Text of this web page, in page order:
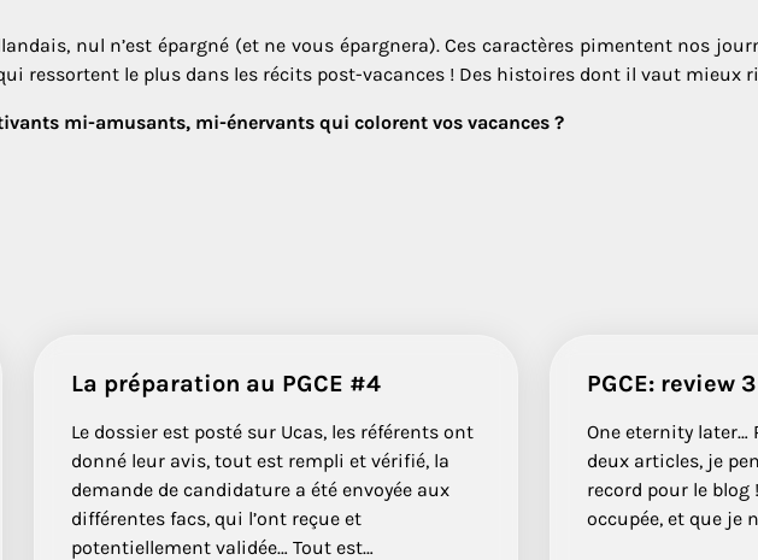
nul n’est épargné (et ne vous épargnera). Ces caractères pimentent nos
ressortent le plus dans les récits post-vacances ! Des histoires dont il vaut mieux
mi-amusants, mi-énervants qui colorent vos vacances ?
La préparation au PGCE #4
Le dossier est posté sur Ucas, les référents ont
donné leur avis, tout est rempli et vérifié, la
demande de candidature a été envoyée aux
différentes facs, qui l’ont reçue et
potentiellement validée… Tout est…
PGCE: review 3
One eternity later…
deux articles, je
record pour le blog
occupée, et que je